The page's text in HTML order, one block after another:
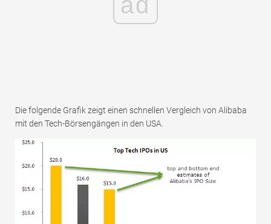
Die folgende Grafik zeigt einen schnellen Vergleich von Alibaba
mit den Tech-Börsengängen in den USA.